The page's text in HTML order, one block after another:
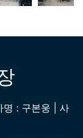
명 : 구본웅 | 사